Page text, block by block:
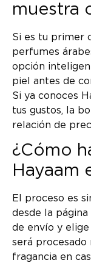
muestra
Si es tu primer
perfumes
opción
piel antes de
Si ya conoces
tus gustos, la
relación de
¿Cómo
Hayaam
El proceso es
desde la
de envío y
será
fragancia en